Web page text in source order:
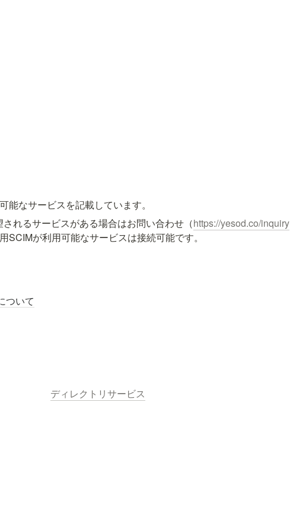
なサービスを記載しています。
れるサービスがある場合はお問い合わせ（https://yesod.co/inquiry
が利用可能なサービスは接続可能です。
ついて
ディレクトリサービス